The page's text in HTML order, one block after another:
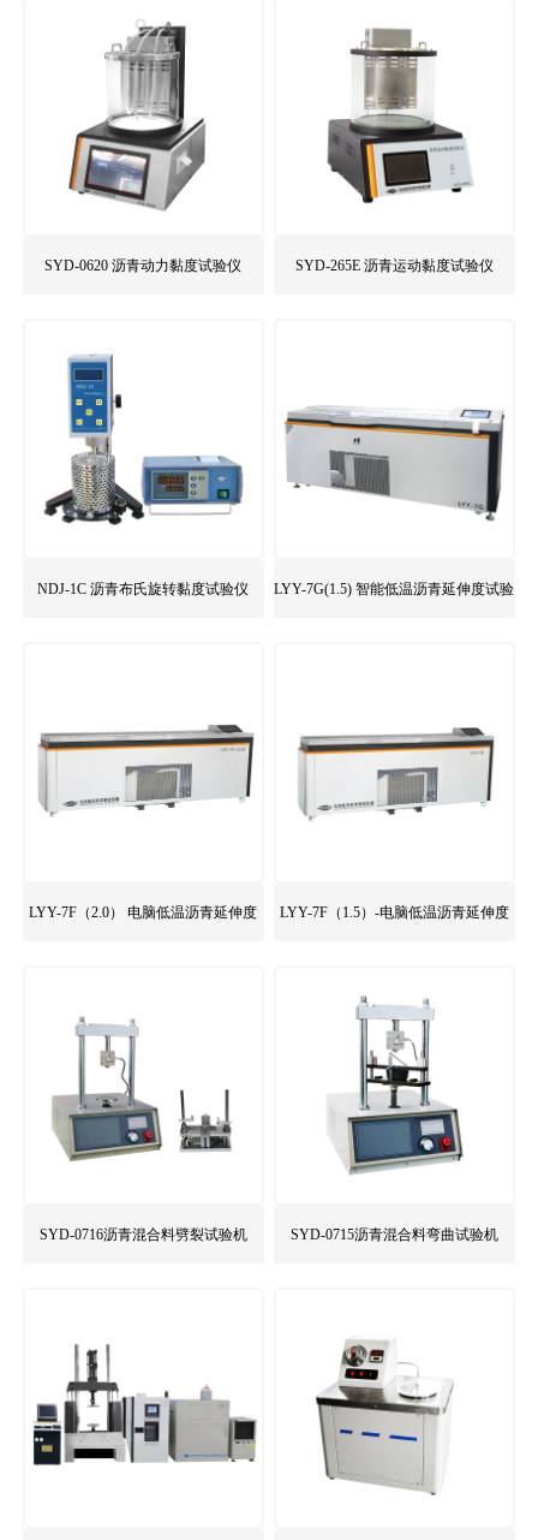
SYD-0620 沥青动力黏度试验仪 SYD-265E 沥青运动黏度试验仪
NDJ-1C 沥青布氏旋转黏度试验仪 LYY-7G(1.5) 智能低温沥青延伸度试验
LYY-7F（2.0） 电脑低温沥青延伸度 LYY-7F（1.5）-电脑低温沥青延伸度
SYD-0716沥青混合料劈裂试验机 SYD-0715沥青混合料弯曲试验机